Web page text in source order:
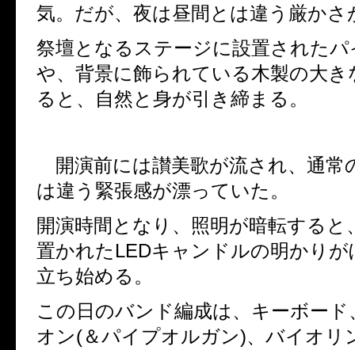
気。だが、夜は昼間とは違う厳かさ
祭壇となるステージに設置された
や、背景に飾られている木製の大き
ると、自然と身が引き締まる。
開演前には讃美歌が流され、通常
は違う緊張感が漂っていた。
開演時間となり、照明が暗転すると
置かれたLEDキャンドルの明かり
立ち始める。
この日のバンド編成は、キーボー
オン(＆パイプオルガン)、バイオリ